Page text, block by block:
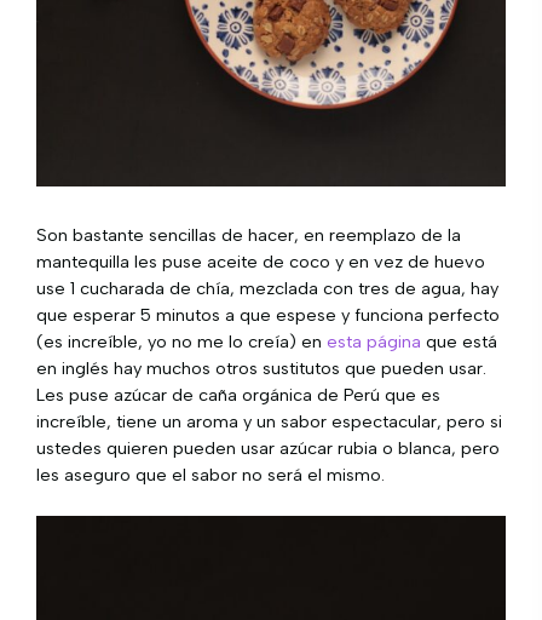
Son bastante sencillas de hacer, en reemplazo de la
mantequilla les puse aceite de coco y en vez de huevo
use 1 cucharada de chía, mezclada con tres de agua, hay
que esperar 5 minutos a que espese y funciona perfecto
(es increíble, yo no me lo creía) en esta página que está
en inglés hay muchos otros sustitutos que pueden usar.
Les puse azúcar de caña orgánica de Perú que es
increíble, tiene un aroma y un sabor espectacular, pero si
ustedes quieren pueden usar azúcar rubia o blanca, pero
les aseguro que el sabor no será el mismo.